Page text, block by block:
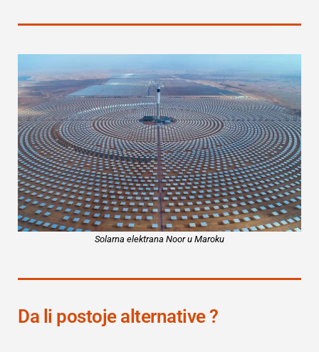
Solarna elektrana Noor u Maroku
Da li postoje alternative ?